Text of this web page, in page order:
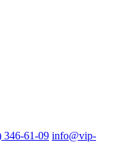
61-09 info@vip-